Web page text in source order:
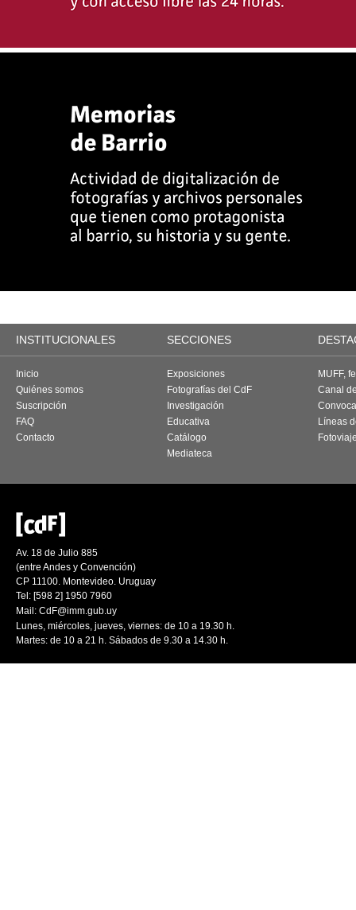
INSTITUCIONALES SECCIONES
Inicio
Quiénes somos
Suscripción
FAQ
Contacto
Exposiciones
Fotografías del CdF
Investigación
Educativa
Catálogo
Mediateca
MUFF,
Canal
Líneas
Av. 18 de Julio 885
(entre Andes y Convención)
CP 11100. Montevideo. Uruguay
Tel: [598 2] 1950 7960
Mail: CdF@imm.gub.uy
Lunes, miércoles, jueves, viernes: de 10 a 19.30 h.
Martes: de 10 a 21 h. Sábados de 9.30 a 14.30 h.